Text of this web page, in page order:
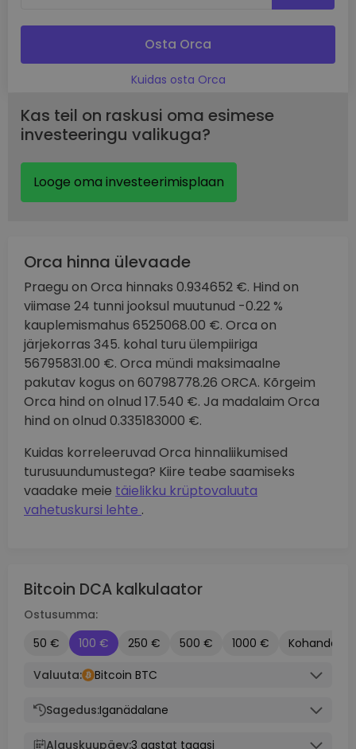
Osta Orca
Kuidas osta Orca
Kas teil on raskusi oma esimese
investeeringu valikuga?
Looge oma investeerimisplaan
Orca hinna ülevaade
Praegu on Orca hinnaks 0.934652 €. Hind on
viimase 24 tunni jooksul muutunud -0.22 %
kauplemismahus 6525068.00 €. Orca on
järjekorras 345. kohal turu ülempiiriga
56795831.00 €. Orca mündi maksimaalne
pakutav kogus on 60798778.26 ORCA. Kõrgeim
Orca hind on olnud 17.540 €. Ja madalaim Orca
hind on olnud 0.335183000 €.
Kuidas korreleeruvad Orca hinnaliikumised
turusuundumustega? Kiire teabe saamiseks
vaadake meie täielikku krüptovaluuta
vahetuskursi lehte .
Bitcoin DCA kalkulaator
Ostusumma:
50 €
100 € 250 € 500 € 1000 €
Kohandatud
Valuuta:
Bitcoin BTC
Sagedus:Iganädalane
Alguskuupäev:3 aastat tagasi